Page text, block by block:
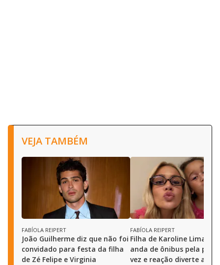
VEJA TAMBÉM
FABÍOLA REIPERT
João Guilherme diz que não foi
convidado para festa da filha
de Zé Felipe e Virginia
FABÍOLA REIPERT
Filha de Karoline Lima e
anda de ônibus pela
vez e reação diverte a